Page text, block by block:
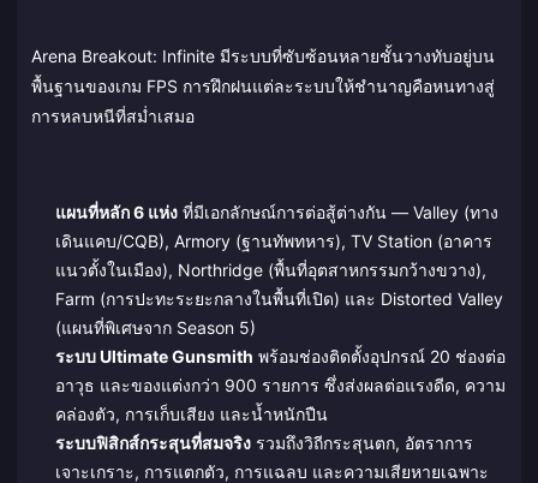
Arena Breakout: Infinite มีระบบที่ซับซ้อนหลายชั้นวางทับอยู่บน
พื้นฐานของเกม FPS การฝึกฝนแต่ละระบบให้ชำนาญคือหนทางสู่
การหลบหนีที่สม่ำเสมอ
แผนที่หลัก 6 แห่งที่มีเอกลักษณ์การต่อสู้ต่างกัน — Valley (ทาง
เดินแคบ/CQB), Armory (ฐานทัพทหาร), TV Station (อาคาร
แนวตั้งในเมือง), Northridge (พื้นที่อุตสาหกรรมกว้างขวาง),
Farm (การปะทะระยะกลางในพื้นที่เปิด) และ Distorted Valley
(แผนที่พิเศษจาก Season 5)
ระบบ Ultimate Gunsmith พร้อมช่องติดตั้งอุปกรณ์ 20 ช่องต่อ
อาวุธ และของแต่งกว่า 900 รายการ ซึ่งส่งผลต่อแรงดีด, ความ
คล่องตัว, การเก็บเสียง และน้ำหนักปืน
ระบบฟิสิกส์กระสุนที่สมจริงรวมถึงวิถีกระสุนตก, อัตราการ
เจาะเกราะ, การแตกตัว, การแฉลบ และความเสียหายเฉพาะ